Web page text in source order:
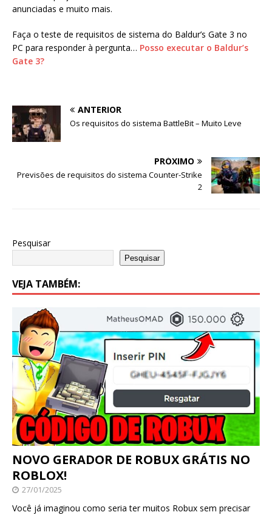
anunciadas e muito mais.
Faça o teste de requisitos de sistema do Baldur’s Gate 3 no
PC para responder à pergunta… Posso executar o Baldur’s
Gate 3?
ANTERIOR
Os requisitos do sistema BattleBit – Muito Leve
PRÓXIMO
Previsões de requisitos do sistema Counter-Strike
2
Pesquisar
Pesquisar
VEJA TAMBÉM:
NOVO GERADOR DE ROBUX GRÁTIS NO
ROBLOX!
27/01/2025
Você já imaginou como seria ter muitos Robux sem precisar